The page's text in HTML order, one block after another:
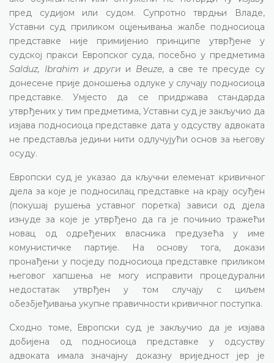
пред судијом или судом. Супротно тврдњи Владе,
Уставни суд приликом оцјењивања жалбе подносиоца
представке није примијенио принципе утврђене у
судској пракси Европског суда, посебно у предметима
Salduz, Ibrahim и други и Beuze, а све те пресуде су
донесене прије доношења одлуке у случају подносиоца
представке. Умјесто да се придржава стандарда
утврђених у тим предметима, Уставни суд је закључио да
изјава подносиоца представке дата у одсуству адвоката
не представља једини нити одлучујући основ за његову
осуду.
Европски суд је указао да кључни елеменат кривичног
дјела за које је подносилац представке на крају осуђен
(покушај рушења уставног поретка) зависи од дјела
изнуде за које је утврђено да га је починио тражећи
новац од одређених власника предузећа у име
комунистичке партије. На основу тога, докази
пронађени у посједу подносиоца представке приликом
његовог хапшења не могу исправити процедурални
недостатак утврђен у том случају с циљем
обезбјеђивања укупне правичности кривичног поступка.
Сходно томе, Европски суд је закључио да је изјава
добијена од подносиоца представке у одсуству
адвоката имала значајну доказну вриједност јер је